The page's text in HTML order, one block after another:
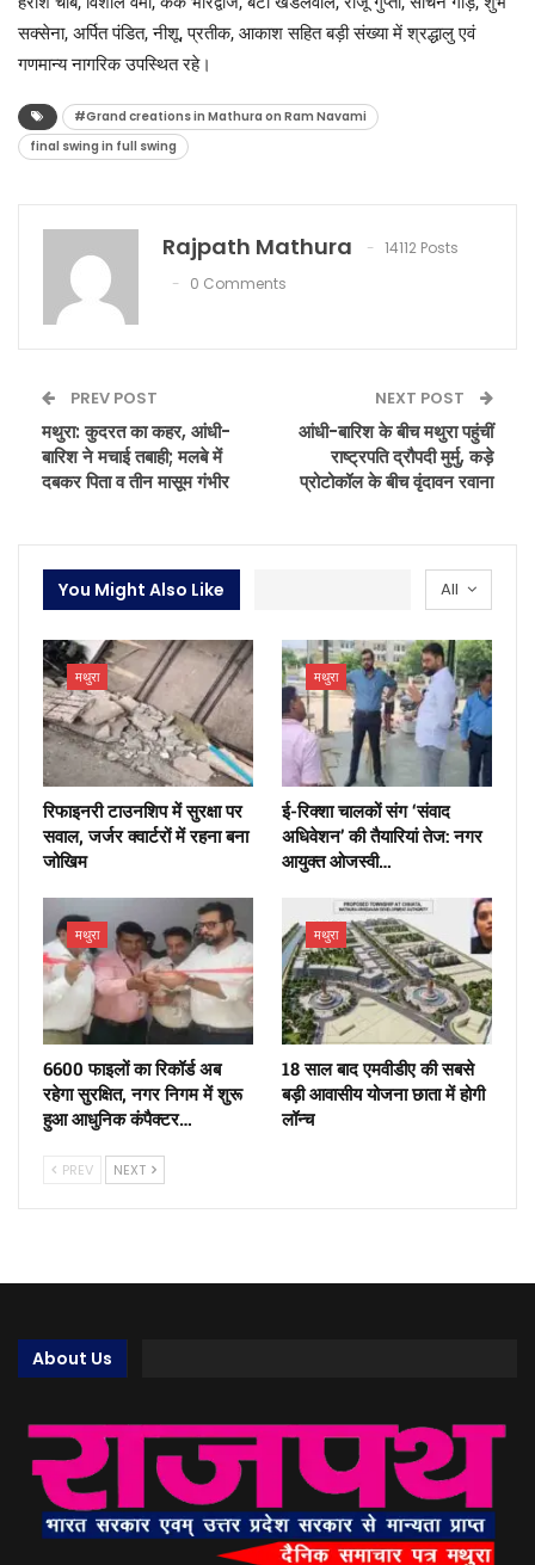
सक्सेना, अर्पित पंडित, नीशू, प्रतीक, आकाश सहित बड़ी संख्या में श्रद्धालु एवं
गणमान्य नागरिक उपस्थित रहे।
#Grand creations in Mathura on Ram Navami
final swing in full swing
Rajpath Mathura
14112 Posts
0 Comments
PREV POST
मथुरा: कुदरत का कहर, आंधी-
बारिश ने मचाई तबाही; मलबे में
दबकर पिता व तीन मासूम गंभीर
NEXT POST
आंधी-बारिश के बीच मथुरा पहुंचीं
राष्ट्रपति द्रौपदी मुर्मु, कड़े
प्रोटोकॉल के बीच वृंदावन रवाना
All
You Might Also Like
मथुरा
रिफाइनरी टाउनशिप में सुरक्षा पर
सवाल, जर्जर क्वार्टरों में रहना बना
जोखिम
मथुरा
ई-रिक्शा चालकों संग ‘संवाद
अधिवेशन’ की तैयारियां तेज: नगर
आयुक्त ओजस्वी…
मथुरा
6600 फाइलों का रिकॉर्ड अब
रहेगा सुरक्षित, नगर निगम में शुरू
हुआ आधुनिक कंपैक्टर…
मथुरा
18 साल बाद एमवीडीए की सबसे
बड़ी आवासीय योजना छाता में होगी
लॉन्च
PREV NEXT
About Us